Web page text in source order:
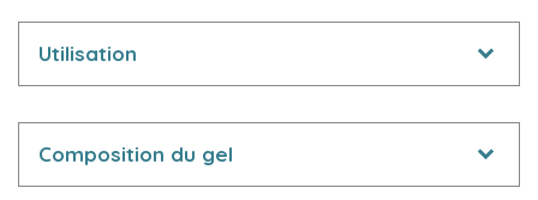
Utilisation
Composition du gel